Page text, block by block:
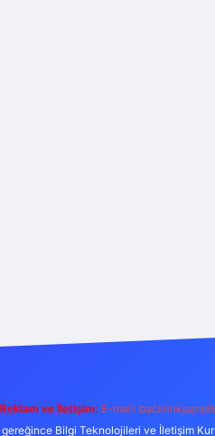
Reklam ve İletişim: E-mail:
gereğince Bilgi Teknolojileri ve İletişim